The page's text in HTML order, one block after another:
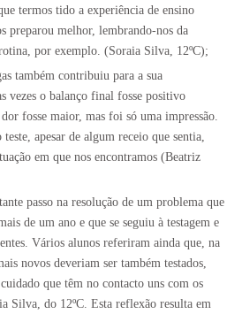
termos tido a experiência de ensino
preparou melhor, lembrando-nos da
por exemplo. (Soraia Silva, 12ºC);
também contribuiu para a sua
vezes o balanço final fosse positivo
fosse maior, mas foi só uma impressão.
apesar de algum receio que sentia,
em que nos encontramos (Beatriz
passo na resolução de um problema que
de um ano e que se seguiu à testagem e
Vários alunos referiram ainda que, na
novos deveriam ser também testados,
que têm no contacto uns com os
Silva, do 12ºC. Esta reflexão resulta em